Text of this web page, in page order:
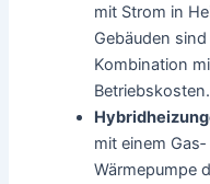
mit Strom in
Gebäuden
Kombination
Betriebskosten.
mit einem
Wärmepumpe